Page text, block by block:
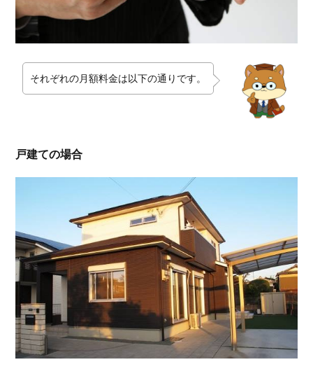
それぞれの月額料金は以下の通りです。
戸建ての場合